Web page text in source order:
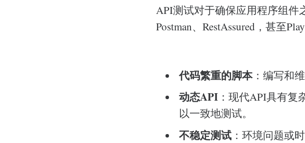
API测试对于确保应用程序组件
Postman、RestAssured，甚至
代码繁重的脚本：编写和
动态API ：现代API具有复
以一致地测试。
不稳定测试 ：环境问题或